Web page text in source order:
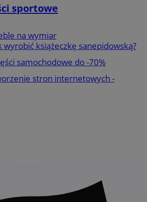
sportowe
na wymiar
wyrobić książeczkę sanepidowską?
samochodowe do -70%
stron internetowych -